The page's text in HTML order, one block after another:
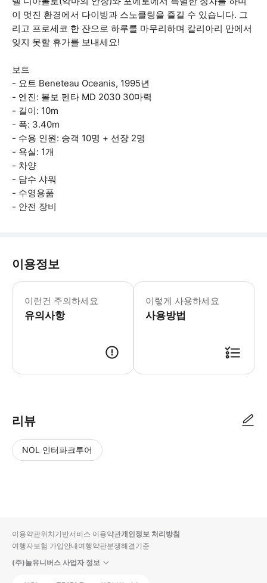
이 멋진 환경에서 다이빙과 스노클링을 즐길 수 있습니다. 그
리고 프로세코 한 잔으로 하루를 마무리하며 칼리아리 만에서
잊지 못할 휴가를 보내세요!
보트
- 요트 Beneteau Oceanis, 1995년
- 엔진: 볼보 펜타 MD 2030 30마력
- 길이: 10m
- 폭: 3.40m
- 수용 인원: 승객 10명 + 선장 2명
- 욕실: 1개
- 차양
- 담수 샤워
- 수영용품
- 안전 장비
이용정보
이런건 주의하세요
유의사항
투어는 최소 4명의 승객이 있을 때 출
이렇게 사용하세요
사용방법
리뷰
NOL 인터파크투어
입니
다.
순
상
이용약관위치기반서비스 이용약관개인정보 처리방침
여행자보험 가입안내여행약관분쟁해결기준
(주)놀유니버스 사업자 정보